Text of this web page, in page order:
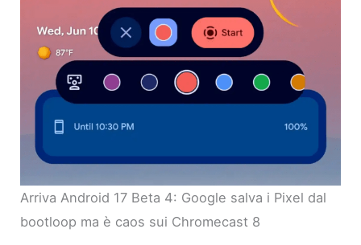
Arriva Android 17 Beta 4: Google salva i Pixel dal
bootloop ma è caos sui Chromecast 8